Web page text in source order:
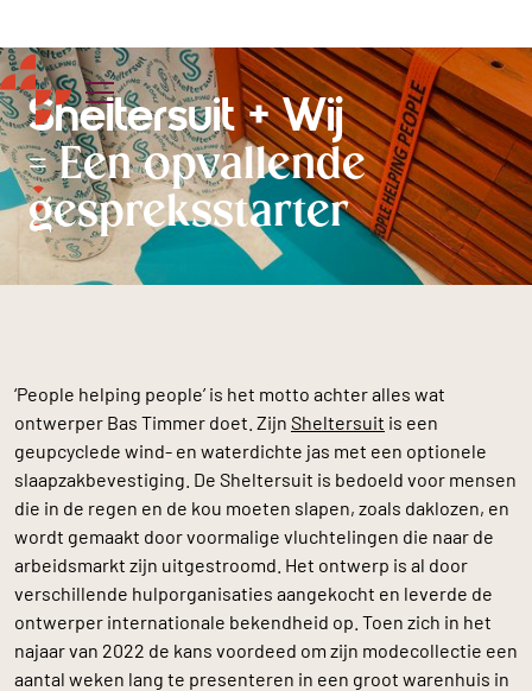
Externe script JavaScriptCSS
Sheltersuit + Wij
= Een opvallende
gespreksstarter
‘People helping people’ is het motto achter alles wat
ontwerper Bas Timmer doet. Zijn Sheltersuit is een
geupcyclede wind- en waterdichte jas met een optionele
slaapzakbevestiging. De Sheltersuit is bedoeld voor mensen
die in de regen en de kou moeten slapen, zoals daklozen, en
wordt gemaakt door voormalige vluchtelingen die naar de
arbeidsmarkt zijn uitgestroomd. Het ontwerp is al door
verschillende hulporganisaties aangekocht en leverde de
ontwerper internationale bekendheid op. Toen zich in het
najaar van 2022 de kans voordeed om zijn modecollectie een
aantal weken lang te presenteren in een groot warenhuis in